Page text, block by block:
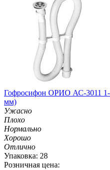
Гофросифон ОРИО АС-3011 1-
мм)
Ужасно
Плохо
Нормально
Хорошо
Отлично
Упаковка: 28
Розничная цена: